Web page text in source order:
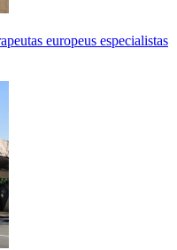
europeus especialistas